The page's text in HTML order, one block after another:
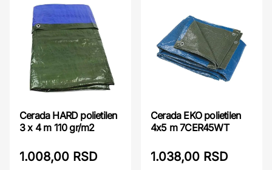
Cerada HARD polietilen
3 x 4 m 110 gr/m2
1.008,00 RSD
Cerada EKO polietilen
4x5 m 7CER45WT
1.038,00 RSD